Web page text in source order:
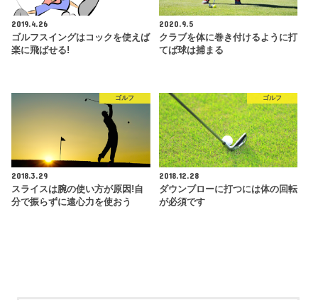
2019.4.26
ゴルフスイングはコックを使えば
楽に飛ばせる!
2020.9.5
クラブを体に巻き付けるように打
てば球は捕まる
ゴルフ
2018.3.29
スライスは腕の使い方が原因!自
分で振らずに遠心力を使おう
ゴルフ
2018.12.28
ダウンブローに打つには体の回転
が必須です